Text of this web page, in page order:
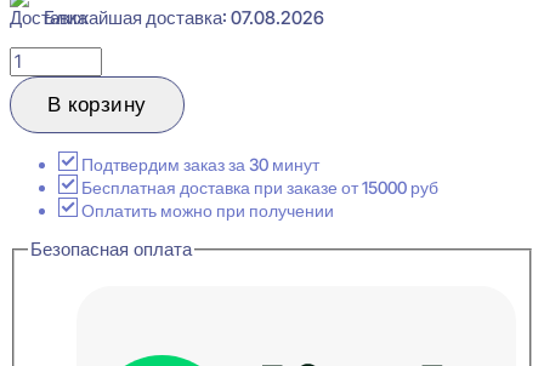
Ближайшая доставка: 07.08.2026
Количество
товара
Bello
Deco
Плинтус
напольный
20x70x2000
В корзину
Подтвердим заказ за 30 минут
Бесплатная доставка при заказе от 15000 руб
Оплатить можно при получении
Безопасная оплата